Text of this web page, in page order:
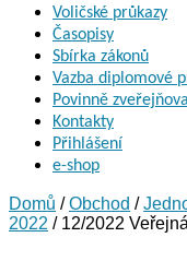
Voličské průkazy
Časopisy
Sbírka zákonů
Vazba diplomové
Povinně
Kontakty
Přihlášení
e-shop
Domů /Obchod /
2022 / 12/2022